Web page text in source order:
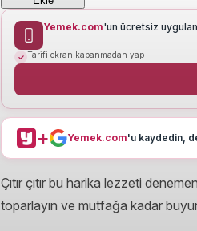
Yemek.com'un ücretsiz
Tarifi ekran kapanmadan yap
+ Yemek.com'u kaydedin,
Çıtır çıtır bu harika lezzeti
toparlayın ve mutfağa kadar